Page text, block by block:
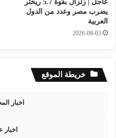
ل
ي
و
6
عاجل | زلزال بقوة 5.7 ريختر
يضرب مصر وعدد من الدول
العربية
2026-08-03
خريطة الموقع
اخبار
اخبار